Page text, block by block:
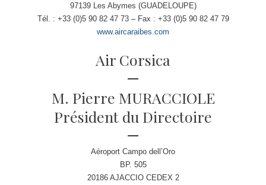
97139 Les Abymes (GUADELOUPE)
Tél. : +33 (0)5 90 82 47 73 – Fax : +33 (0)5 90 82 47 79
www.aircaraibes.com
Air Corsica
M. Pierre MURACCIOLE
Président du Directoire
Aéroport Campo dell’Oro
BP. 505
20186 AJACCIO CEDEX 2